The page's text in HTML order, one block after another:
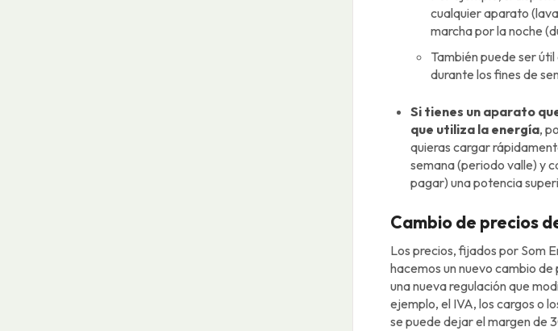
cualquier aparato
marcha por la noche
También puede ser
durante los fines de
Si tienes un aparato
que utiliza la energía,
quieras cargar
semana (periodo valle) y
pagar) una potencia
Cambio de precios
Los precios, fijados por Som
hacemos un nuevo cambio
una nueva regulación que
ejemplo, el IVA, los cargos o
se puede dejar el margen de